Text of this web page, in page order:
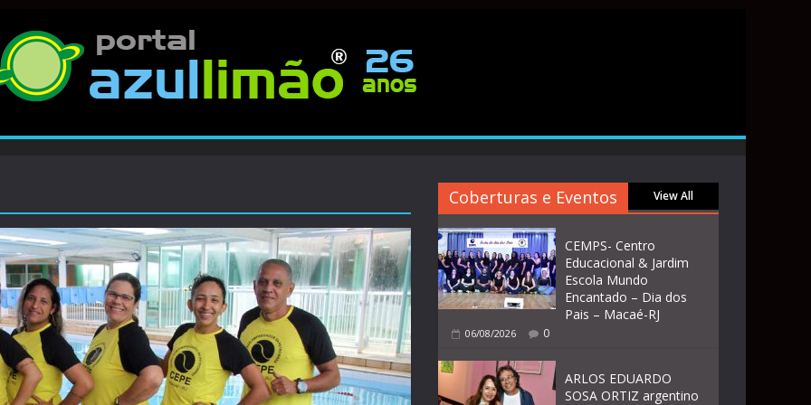
Coberturas e Eventos View All
CEMPS- Centro
Educacional & Jardim
Escola Mundo
Encantado – Dia dos
Pais – Macaé-RJ
06/08/2026 0
ARLOS EDUARDO
SOSA ORTIZ argentino